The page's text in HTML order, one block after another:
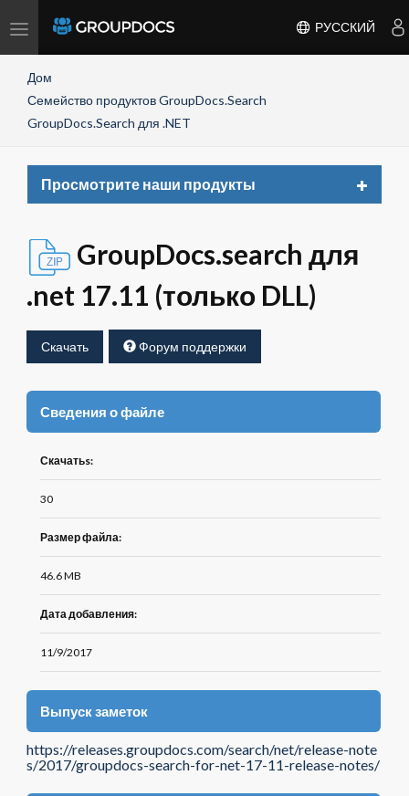
Toggle
РУССКИЙ
Дом
Семейство продуктов GroupDocs.Search
GroupDocs.Search для .NET
Просмотрите наши продукты
Toggle
GroupDocs.search для
.net 17.11 (только DLL)
Скачать Форум поддержки
Сведения о файле
Скачатьs:
30
Размер файла:
46.6 MB
Дата добавления:
11/9/2017
Выпуск заметок
https://releases.groupdocs.com/search/net/release-note
s/2017/groupdocs-search-for-net-17-11-release-notes/